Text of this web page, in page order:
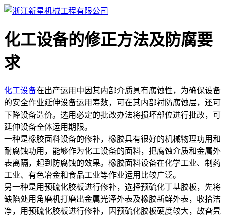
化工设备的修正方法及防腐要
求
化工设备在出产运用中因其内部介质具有腐蚀性，为确保设备
的安全作业延伸设备运用寿数，可在其内部衬防腐蚀层，还可
下降设备造价。选用必定的批改办法将损坏部位进行批改，可
延伸设备全体运用期限。
一种是橡胶面料设备的修补，橡胶具有很好的机械物理功用和
耐腐蚀功用，能够作为化工设备的面料，把腐蚀介质和金属外
表离隔，起到防腐蚀的效果。橡胶面料设备在化学工业、制药
工业、有色冶金和食品工业等作业运用比较广泛。
另一种是用预硫化胶板进行修补，选择预硫化丁基胶板，先将
缺陷处用角磨机打磨出金属光泽外表及橡胶新鲜外表，收拾洁
净，用预硫化胶板进行修补，因预硫化胶板硬度较大，故旮旯